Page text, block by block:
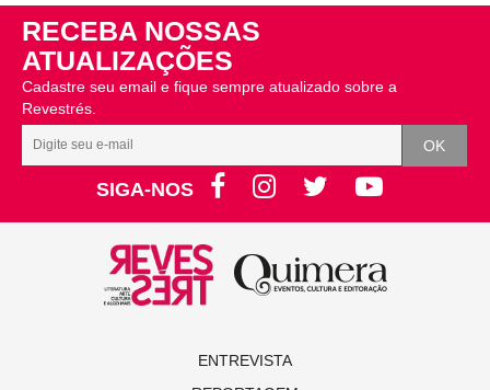
RECEBA NOSSAS
ATUALIZAÇÕES
Cadastre seu email e fique sempre atualizado sobre a
Revestrés.
SIGA-NOS
ENTREVISTA